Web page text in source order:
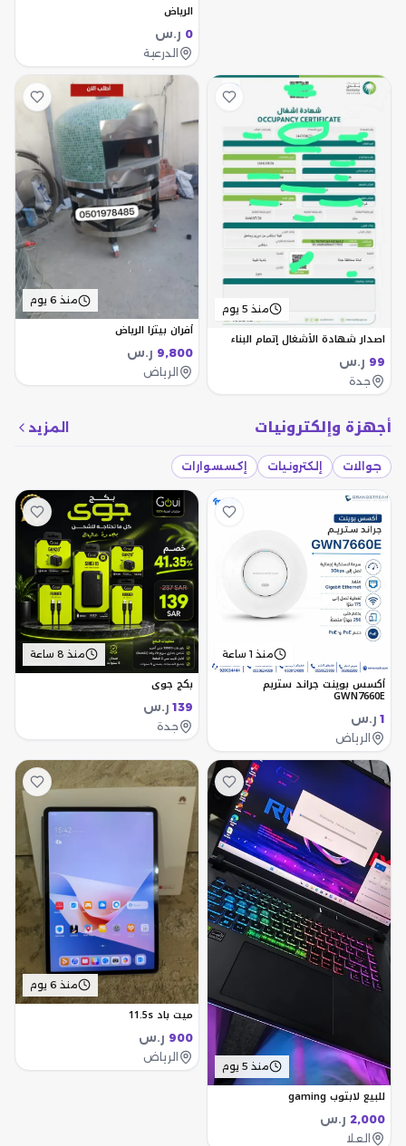
الرياض
0 ر.س
الدرعية
منذ 5 يوم
اصدار شهادة الأشغال إتمام البناء
99 ر.س
جدة
منذ 6 يوم
أفران بيتزا الرياض
9,800 ر.س
الرياض
أجهزة وإلكترونيات المزيد
جوالات إلكترونيات إكسسوارات
منذ 1 ساعة
أكسس بوينت جراند ستريم
GWN7660E
1 ر.س
الرياض
منذ 8 ساعة
بكج جوي
139 ر.س
جدة
منذ 5 يوم
للبيع لابتوب gaming
2,000 ر.س
العلا
منذ 6 يوم
ميت باد 11.5s
900 ر.س
الرياض